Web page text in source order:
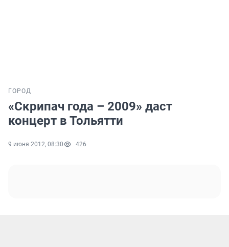
ГОРОД
«Скрипач года – 2009» даст
концерт в Тольятти
9 июня 2012, 08:30 426